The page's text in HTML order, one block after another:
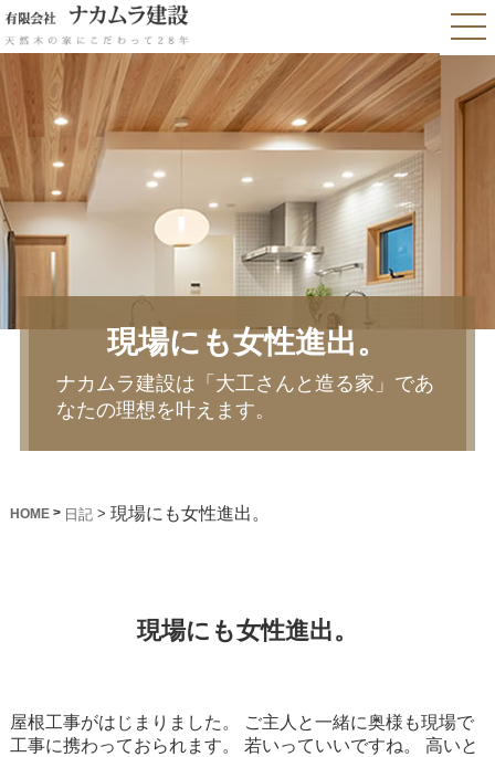
現場にも女性進出。
ナカムラ建設は「大工さんと造る家」であ
なたの理想を叶えます。
HOME> 日記 > 現場にも女性進出。
現場にも女性進出。
屋根工事がはじまりました。
ご主人と一緒に奥様も現場で
工事に携わっておられます。
若いっていいですね。
高いと